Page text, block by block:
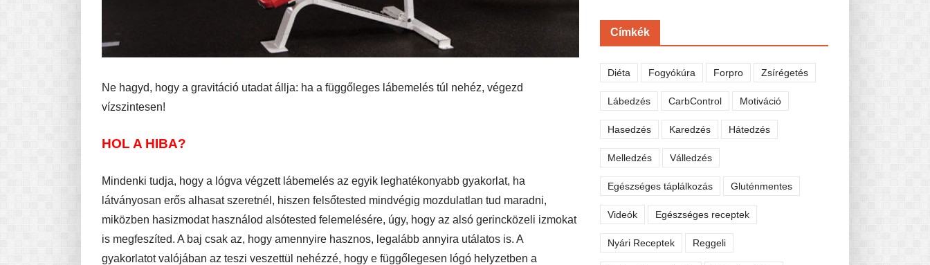
Ne hagyd, hogy a gravitáció utadat állja: ha a függőleges lábemelés túl nehéz, végezd
vízszintesen!
HOL A HIBA?
Mindenki tudja, hogy a lógva végzett lábemelés az egyik leghatékonyabb gyakorlat, ha
látványosan erős alhasat szeretnél, hiszen felsőtested mindvégig mozdulatlan tud maradni,
miközben hasizmodat használod alsótested felemelésére, úgy, hogy az alsó gerincközeli izmokat
is megfeszíted. A baj csak az, hogy amennyire hasznos, legalább annyira utálatos is. A
gyakorlatot valójában az teszi veszettül nehézzé, hogy e függőlegesen lógó helyzetben a
Címkék
Diéta Fogyókúra Forpro Zsírégetés
Lábedzés CarbControl Motiváció
Hasedzés Karedzés Hátedzés
Melledzés Válledzés
Egészséges táplálkozás Gluténmentes
Videók Egészséges receptek
Nyári Receptek Reggeli